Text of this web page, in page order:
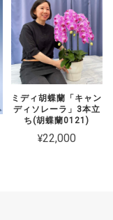
ミディ胡蝶蘭「キャン
ディソレーラ」3本立
ち(胡蝶蘭0121)
¥22,000